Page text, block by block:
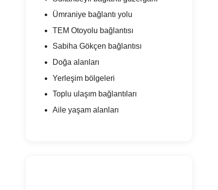
Ümraniye bağlantı yolu
TEM Otoyolu bağlantısı
Sabiha Gökçen bağlantısı
Doğa alanları
Yerleşim bölgeleri
Toplu ulaşım bağlantıları
Aile yaşam alanları